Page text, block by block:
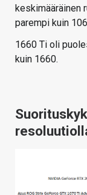
keskimääräinen
parempi kuin
1660 Ti oli
kuin 1660.